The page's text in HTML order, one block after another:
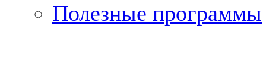
Полезные программы